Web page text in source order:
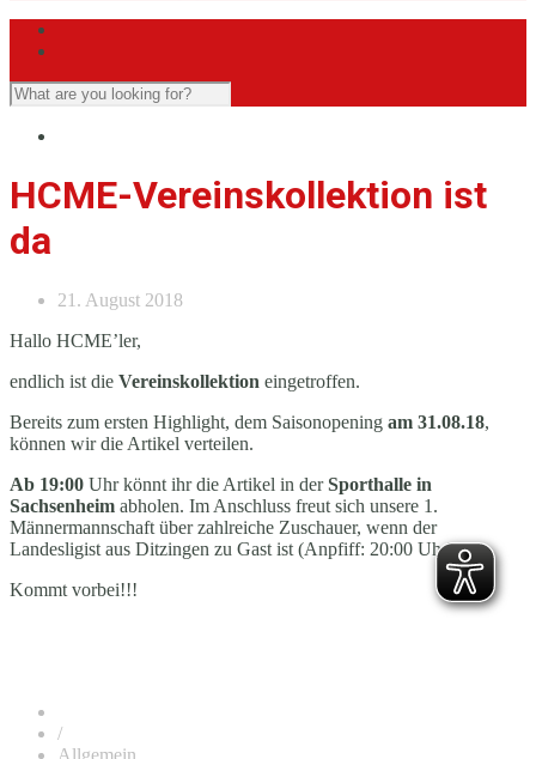
HCME-Vereinskollektion ist
da
21. August 2018
Hallo HCME’ler,
endlich ist die Vereinskollektion eingetroffen.
Bereits zum ersten Highlight, dem Saisonopening am 31.08.18,
können wir die Artikel verteilen.
Ab 19:00 Uhr könnt ihr die Artikel in derSporthalle in
Sachsenheim abholen. Im Anschluss freut sich unsere 1.
Männermannschaft über zahlreiche Zuschauer, wenn der
Landesligist aus Ditzingen zu Gast ist (Anpfiff: 20:00 Uhr).
Kommt vorbei!!!
/
Allgemein